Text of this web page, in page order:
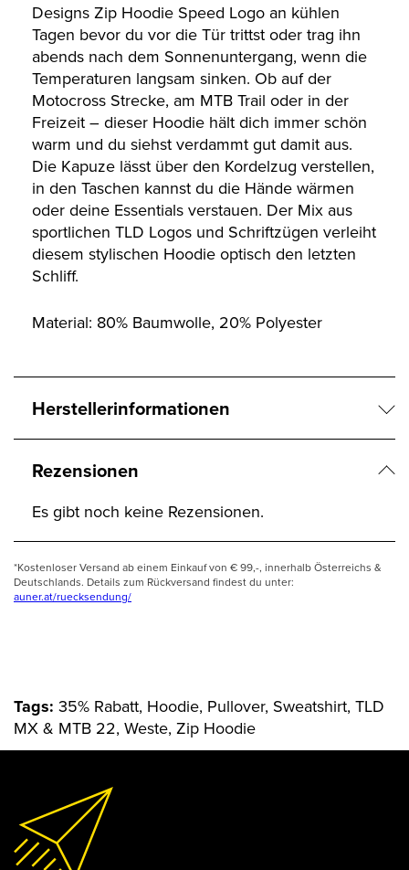
Designs Zip Hoodie Speed Logo an kühlen
Tagen bevor du vor die Tür trittst oder trag ihn
abends nach dem Sonnenuntergang, wenn die
Temperaturen langsam sinken. Ob auf der
Motocross Strecke, am MTB Trail oder in der
Freizeit – dieser Hoodie hält dich immer schön
warm und du siehst verdammt gut damit aus.
Die Kapuze lässt über den Kordelzug verstellen,
in den Taschen kannst du die Hände wärmen
oder deine Essentials verstauen. Der Mix aus
sportlichen TLD Logos und Schriftzügen verleiht
diesem stylischen Hoodie optisch den letzten
Schliff.
Material: 80% Baumwolle, 20% Polyester
Herstellerinformationen
Rezensionen
Es gibt noch keine Rezensionen.
*Kostenloser Versand ab einem Einkauf von € 99,-, innerhalb Österreichs &
Deutschlands. Details zum Rückversand findest du unter:
auner.at/ruecksendung/
Tags: 35% Rabatt, Hoodie, Pullover, Sweatshirt, TLD
MX & MTB 22, Weste, Zip Hoodie